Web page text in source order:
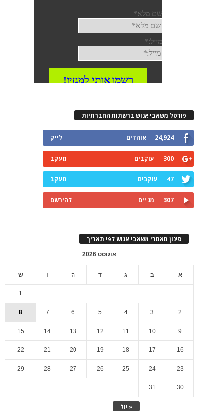
פורטל משאבי אנוש ברשתות החברתיות
24,924 אוהדים לייק
300 עוקבים מעקב
47 עוקבים מעקב
307 מנויים להירשם
סינון מאמרי משאבי אנוש לפי תאריך
אוגוסט 2026
א ב ג ד ה ו ש
« יול
1
2
3
4
5
6
7
8
9
10
11
12
13
14
15
16
17
18
19
20
21
22
23
24
25
26
27
28
29
30
31